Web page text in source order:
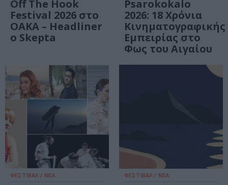
Off The Hook
Festival 2026 στο
ΟΑΚΑ – Headliner
ο Skepta
Psarokokalo
2026: 18 Χρόνια
Κινηματογραφικής
Εμπειρίας στο
Φως του Αιγαίου
ΦΕΣΤΙΒΑΛ / ΝΕΑ ΦΕΣΤΙΒΑΛ / ΝΕΑ